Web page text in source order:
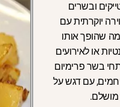
ובשרים
יוקרתית עם
שהופך אותו
או לאירועים
בשר פרימיום
עם דגש על
מושלם.